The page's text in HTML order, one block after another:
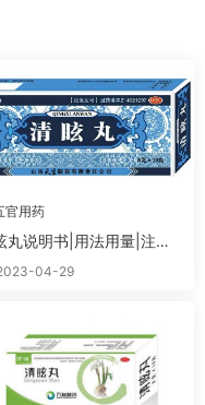
官用药
丸说明书|用法用量|注意
04-29